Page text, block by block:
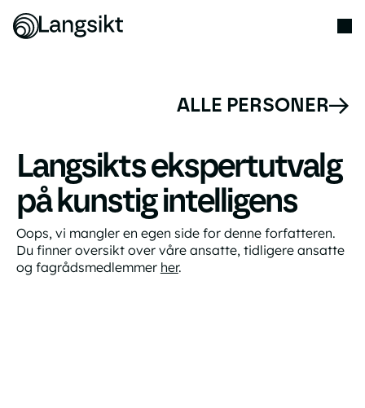
ALLE PERSONER
Langsikts ekspertutvalg
på kunstig intelligens
Oops, vi mangler en egen side for denne forfatteren.
Du finner oversikt over våre ansatte, tidligere ansatte
og fagrådsmedlemmer her.